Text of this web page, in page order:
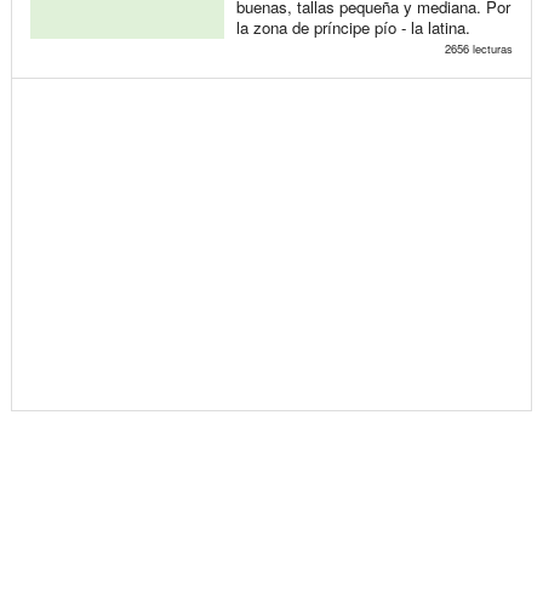
buenas, tallas pequeña y mediana. Por
la zona de príncipe pío - la latina.
2656 lecturas